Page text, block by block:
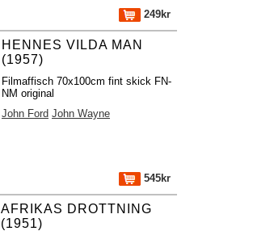
249kr
HENNES VILDA MAN
(1957)
Filmaffisch 70x100cm fint skick FN-
NM original
John Ford John Wayne
545kr
AFRIKAS DROTTNING
(1951)